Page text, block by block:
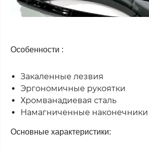
Особенности :
Закаленные лезвия
Эргономичные рукоятки
Хромванадиевая сталь
Намагниченные наконечники
Основные характеристики: